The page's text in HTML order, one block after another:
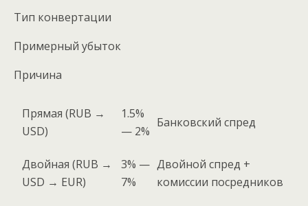
Тип конвертации
Примерный убыток
Причина
Прямая (RUB →
USD)
1.5%
— 2%
Банковский спред
Двойная (RUB →
USD → EUR)
3% —
7%
Двойной спред +
комиссии посредников